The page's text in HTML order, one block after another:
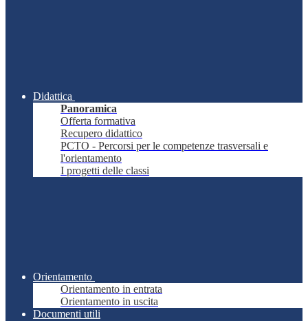
Didattica
Panoramica
Offerta formativa
Recupero didattico
PCTO - Percorsi per le competenze trasversali e
l'orientamento
I progetti delle classi
Orientamento
Orientamento in entrata
Orientamento in uscita
Documenti utili